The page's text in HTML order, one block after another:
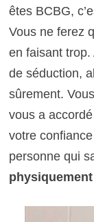
êtes BCBG,
Vous ne ferez
en faisant
de séduction,
sûrement.
vous a
votre
personne qui